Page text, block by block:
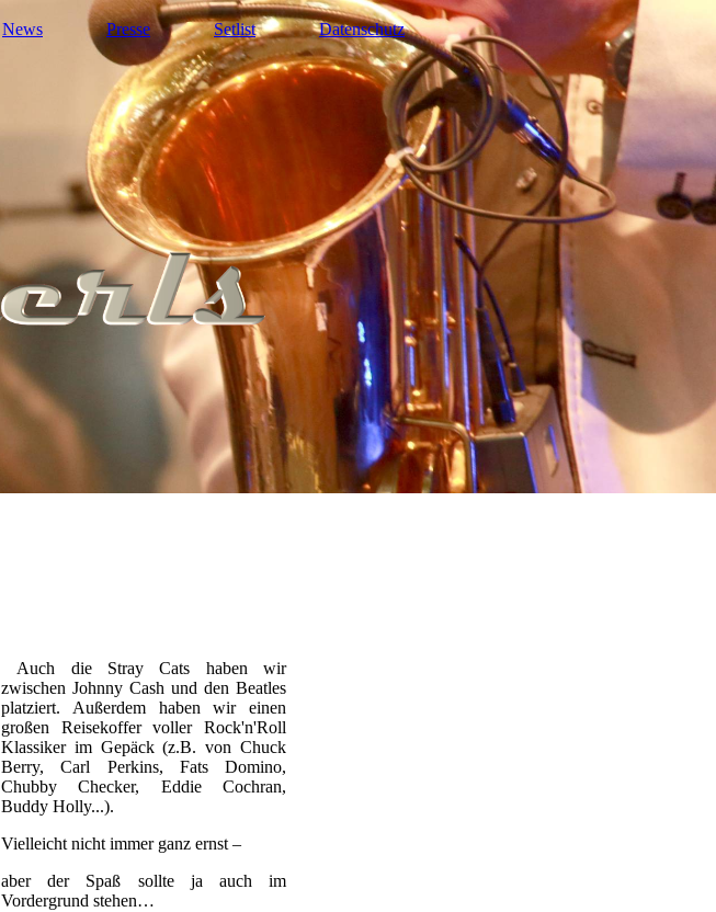
News Presse Setlist Datenschutz
Auch die Stray Cats haben wir
zwischen Johnny Cash und den Beatles
platziert. Außerdem haben wir einen
großen Reisekoffer voller Rock'n'Roll
Klassiker im Gepäck (z.B. von Chuck
Berry, Carl Perkins, Fats Domino,
Chubby Checker, Eddie Cochran,
Buddy Holly...).
Vielleicht nicht immer ganz ernst –
aber der Spaß sollte ja auch im
Vordergrund stehen…